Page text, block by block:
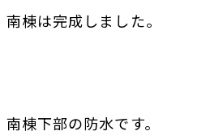
南棟は完成しました。
南棟下部の防水です。